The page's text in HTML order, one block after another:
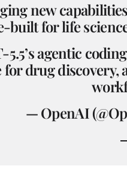
new
built for life
agentic
drug discovery,
— OpenAI